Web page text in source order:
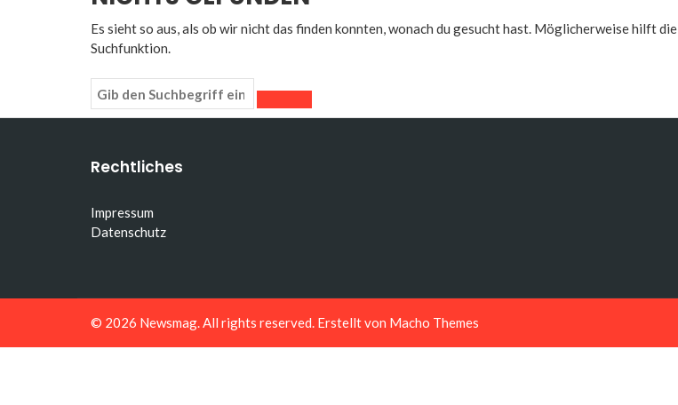
Es sieht so aus, als ob wir nicht das finden konnten, wonach du gesucht hast. Möglicherweise hilft die
Suchfunktion.
Rechtliches
Impressum
Datenschutz
© 2026 Newsmag . All rights reserved. Erstellt von Macho Themes